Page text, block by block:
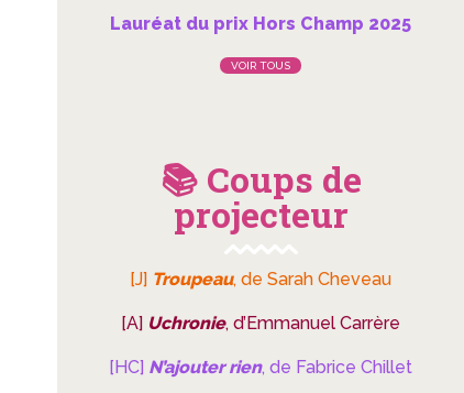
Lauréat du prix Hors Champ 2025
VOIR TOUS
📚 Coups de
projecteur
[J] Troupeau, de Sarah Cheveau
[A] Uchronie, d’Emmanuel Carrère
[HC] N’ajouter rien, de Fabrice Chillet